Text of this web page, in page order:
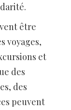
être
voyages,
et
des
des
peuvent